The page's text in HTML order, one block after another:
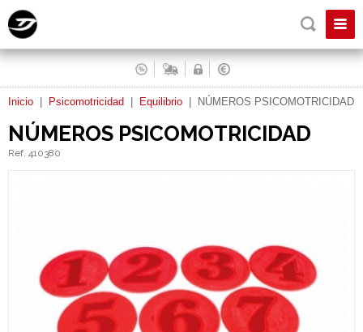
Inicio Psicomotricidad Equilibrio NÚMEROS PSICOMOTRICIDAD
NÚMEROS PSICOMOTRICIDAD
Ref. 410380